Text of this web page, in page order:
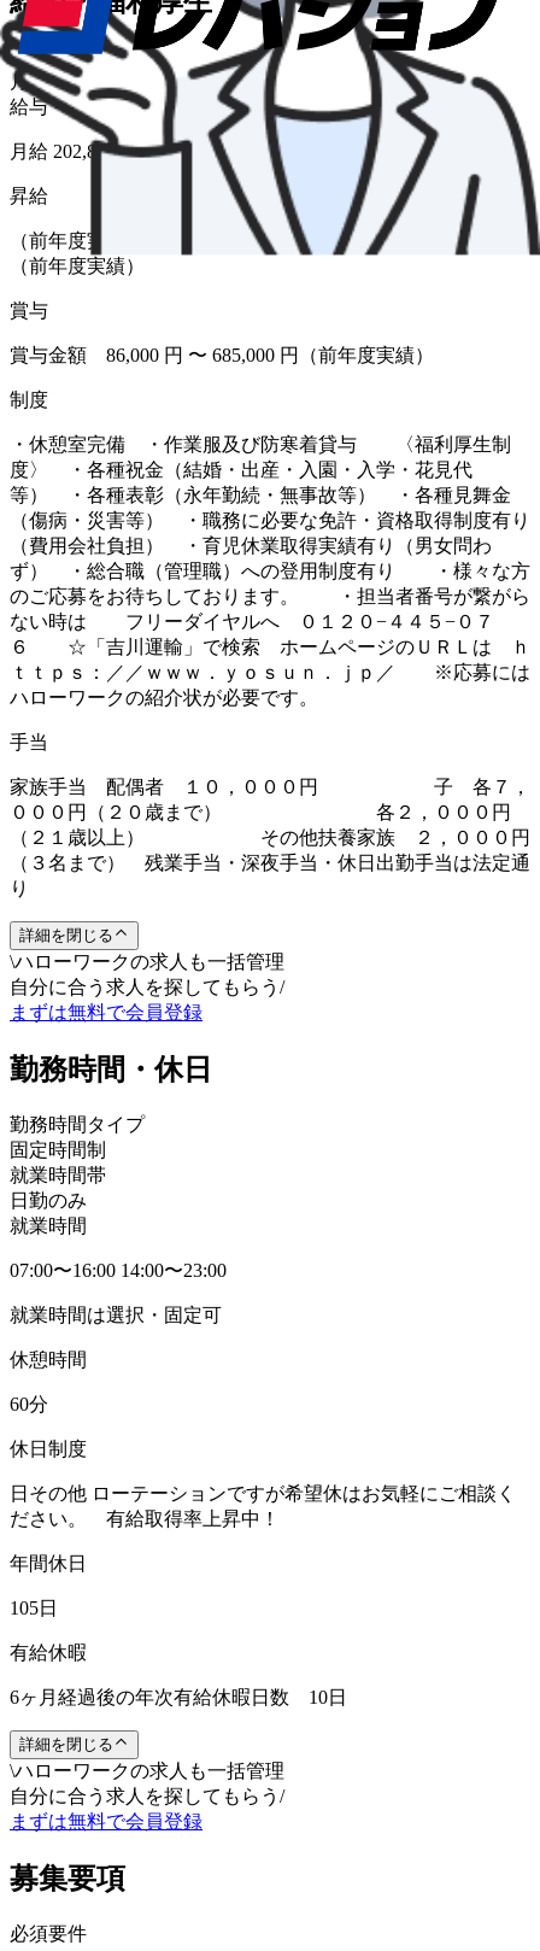
給与形態
月給
給与
月給 202,807円〜214,343円
昇給
（前年度実績 あり） 金額 1月あたり 0 円 〜 28,770 円
（前年度実績）
賞与
賞与金額 86,000 円 〜 685,000 円（前年度実績）
制度
・休憩室完備 ・作業服及び防寒着貸与 〈福利厚生制
度〉 ・各種祝金（結婚・出産・入園・入学・花見代
等） ・各種表彰（永年勤続・無事故等） ・各種見舞金
（傷病・災害等） ・職務に必要な免許・資格取得制度有り
（費用会社負担） ・育児休業取得実績有り（男女問わ
ず） ・総合職（管理職）への登用制度有り ・様々な方
のご応募をお待ちしております。 ・担当者番号が繋がら
ない時は フリーダイヤルへ ０１２０−４４５−０７
６ ☆「吉川運輸」で検索 ホームページのＵＲＬは ｈ
ｔｔｐｓ：／／ｗｗｗ．ｙｏｓｕｎ．ｊｐ／ ※応募には
ハローワークの紹介状が必要です。
手当
家族手当 配偶者 １０，０００円 子 各７，
０００円（２０歳まで） 各２，０００円
（２１歳以上） その他扶養家族 ２，０００円
（３名まで） 残業手当・深夜手当・休日出勤手当は法定通
り
詳細を閉じる
\ハローワークの求人も一括管理
自分に合う求人を探してもらう /
まずは無料で会員登録
勤務時間・休日
勤務時間タイプ
固定時間制
就業時間帯
日勤のみ
就業時間
07:00〜16:00 14:00〜23:00
就業時間は選択・固定可
休憩時間
60分
休日制度
日その他 ローテーションですが希望休はお気軽にご相談く
ださい。 有給取得率上昇中！
年間休日
105日
有給休暇
6ヶ月経過後の年次有給休暇日数 10日
詳細を閉じる
\ハローワークの求人も一括管理
自分に合う求人を探してもらう /
まずは無料で会員登録
募集要項
必須要件